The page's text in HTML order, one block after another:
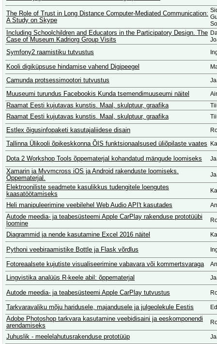
The Role of Trust in Long Distance Computer-Mediated Communication:
A Study on Skype
Including Schoolchildren and Educators in the Participatory Design. The
Case of Museum Kadriorg Group Visits
Symfony2 raamistiku tutvustus
Kooli digiküpsuse hindamise vahend Digipeegel
Camunda protsessimootori tutvustus
Muuseumi turundus Facebookis Kunda tsemendimuuseumi näitel
Raamat Eesti kujutavas kunstis. Maal, skulptuur, graafika
Raamat Eesti kujutavas kunstis. Maal, skulptuur, graafika
Estlex õigusinfopaketi kasutajaliidese disain
Tallinna Ülikooli õpikeskkonna ÕIS funktsionaalsused üliõpilaste vaates
Dota 2 Workshop Tools õppematerjal kohandatud mängude loomiseks
Xamarin ja Mvvmcross iOS ja Android rakenduste loomiseks.
Õppematerjal.
Elektrooniliste seadmete kasulikkus tudengitele loengutes
kaasatöötamiseks
Heli manipuleerimine veebilehel Web Audio API't kasutades
Autode meedia- ja teabesüsteemi Apple CarPlay rakenduse prototüübi
loomine
Diagrammid ja nende kasutamine Excel 2016 näitel
Pythoni veebiraamistike Bottle ja Flask võrdlus
Fotoreaalsete kujutiste visualiseerimine vabavara või kommertsvaraga
Lingvistika analüüs R-keele abil: õppematerjal
Autode meedia- ja teabesüsteemi Apple CarPlay tutvustus
Tarkvaravaliku mõju haridusele, majandusele ja julgeolekule Eestis
Adobe Photoshop tarkvara kasutamine veebidisaini ja eeskomponendi
arendamiseks
Juhuslik - meelelahutusrakenduse prototüüp